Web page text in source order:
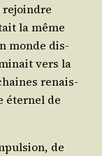
rejoindre
la même
monde dis­
vers la
renais­
éter­nel de
de